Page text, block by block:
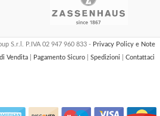
S.r.l. P.IVA 02 947 960 833 - Privacy Policy e Note
Vendita Pagamento Sicuro Spedizioni Contattaci